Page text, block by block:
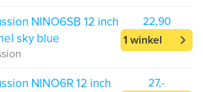
NINO6SB 12 inch
sky blue
22,90
1 winkel
NINO6R 12 inch
27,-